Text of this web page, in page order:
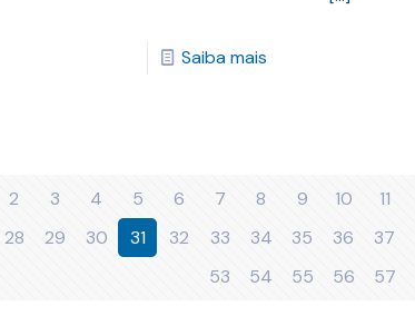
Saiba mais
2 3 4 5 6 7 8 9 10 11
28 29 30 31 32 33 34 35 36 37
53
54 55 56 57